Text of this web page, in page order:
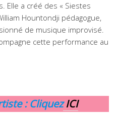
Elle a créé des « Siestes
Hountondji pédagogue,
de musique improvisé.
cette performance au
: CliquezICI